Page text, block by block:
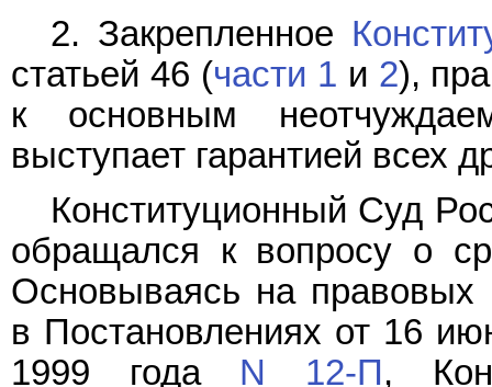
2. Закрепленное
статьей 46 (части 1 и 2),
к основным
выступает гарантией всех
Конституционный Суд
обращался к вопросу о
Основываясь на
в Постановлениях от 16
1999 года N 12-П,